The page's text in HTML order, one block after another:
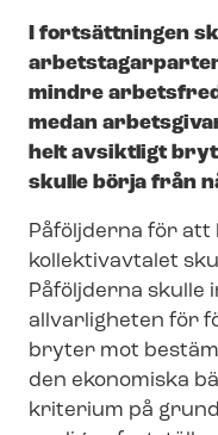
I fortsättningen
mindre
medan
helt avsiktligt
skulle börja från
Påföljderna för att
kollektivavtalet
Påföljderna skulle
allvarligheten för
bryter mot
den ekonomiska
kriterium på